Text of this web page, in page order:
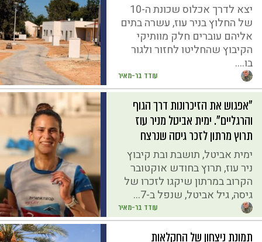
עודד בר-מאיר
יצא לדרך אכלוס שכונת ה-10
של החלוץ בניר עוז, עשרה בתים
אליהם עוברים חלק מוותיקי
הקיבוץ שהחליטו לחזור ולגור
בו....
עודד בר-מאיר
"אפגוש את הזיכרונות דרך הגוף
והרגליים". ימית אביטל מניר עוז
תרוץ מרתון לזכר גיסה שנרצח
ימית אביטל, תושבת ובת קיבוץ
ניר עוז, תרוץ בחודש אוקטובר
הקרוב במרתון שיקגו לזכרו של
גיסה, גיל אביטל, שנפל ב-7...
תמונת ניצחון של החקלאות